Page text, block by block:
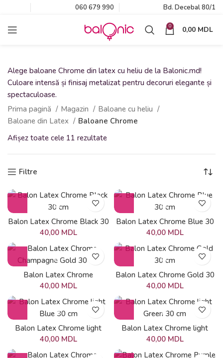
060 679 990 Bd. Decebal 80/1
0 0,00 MDL
Alege baloane Chrome din latex cu heliu de la Balonic.md!
Culoare intensă și finisaj metalizat pentru decoruri elegante și
spectaculoase.
Prima pagină
Magazin
Baloane cu heliu
Baloane din Latex
Baloane Chrome
Afișez toate cele 11 rezultate
Filtre
Balon Latex Chrome Black 30
cm
40,00 MDL
Balon Latex Chrome Blue 30
cm
40,00 MDL
Balon Latex Chrome
Champagne Gold 30 cm
40,00 MDL
Balon Latex Chrome Gold 30
cm
40,00 MDL
Balon Latex Chrome light
Blue 30 cm
40,00 MDL
Balon Latex Chrome light
Green 30 cm
40,00 MDL